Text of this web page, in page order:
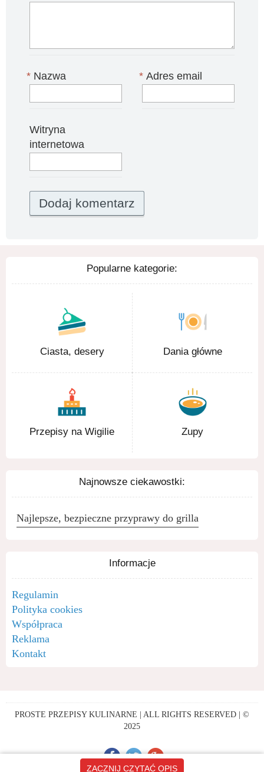
ZACZNIJ CZYTAĆ OPIS
Nazwa
* Adres email
*
Witryna
internetowa
Popularne kategorie:
Ciasta, desery Dania główne
Przepisy na Wigilie Zupy
Najnowsze ciekawostki:
Najlepsze, bezpieczne przyprawy do grilla
Informacje
Regulamin
Polityka cookies
Współpraca
Reklama
Kontakt
PROSTE PRZEPISY KULINARNE | ALL RIGHTS RESERVED | ©
2025